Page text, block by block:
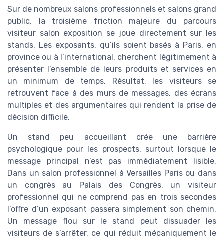
Sur de nombreux salons professionnels et salons grand
public, la troisième friction majeure du parcours
visiteur salon exposition se joue directement sur les
stands. Les exposants, qu’ils soient basés à Paris, en
province ou à l’international, cherchent légitimement à
présenter l’ensemble de leurs produits et services en
un minimum de temps. Résultat, les visiteurs se
retrouvent face à des murs de messages, des écrans
multiples et des argumentaires qui rendent la prise de
décision difficile.
Un stand peu accueillant crée une barrière
psychologique pour les prospects, surtout lorsque le
message principal n’est pas immédiatement lisible.
Dans un salon professionnel à Versailles Paris ou dans
un congrès au Palais des Congrès, un visiteur
professionnel qui ne comprend pas en trois secondes
l’offre d’un exposant passera simplement son chemin.
Un message flou sur le stand peut dissuader les
visiteurs de s’arrêter, ce qui réduit mécaniquement le